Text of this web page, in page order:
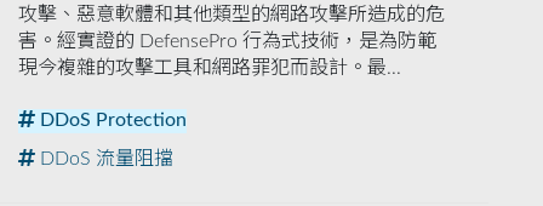
攻擊、惡意軟體和其他類型的網路攻擊所造成的危
害。經實證的 DefensePro 行為式技術，是為防範
現今複雜的攻擊工具和網路罪犯而設計。最...
DDoS Protection
DDoS 流量阻擋